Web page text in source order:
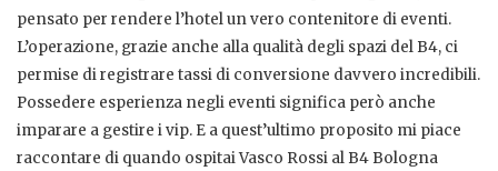
pensato per rendere l’hotel un vero contenitore di eventi.
L’operazione, grazie anche alla qualità degli spazi del B4, ci
permise di registrare tassi di conversione davvero incredibili.
Possedere esperienza negli eventi significa però anche
imparare a gestire i vip. E a quest’ultimo proposito mi piace
raccontare di quando ospitai Vasco Rossi al B4 Bologna